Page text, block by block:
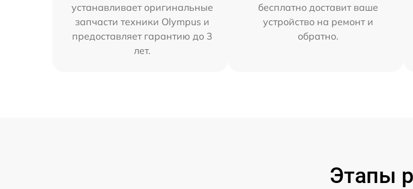
устанавливает оригинальные
запчасти техники Olympus и
предоставляет гарантию до 3
лет.
бесплатно доставит ваше
устройство на ремонт и
обратно.
Этапы